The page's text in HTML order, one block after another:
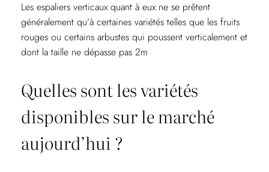
Les espaliers verticaux quant à eux ne se prêtent
généralement qu’à certaines variétés telles que les fruits
rouges ou certains arbustes qui poussent verticalement et
dont la taille ne dépasse pas 2m
Quelles sont les variétés
disponibles sur le marché
aujourd’hui ?